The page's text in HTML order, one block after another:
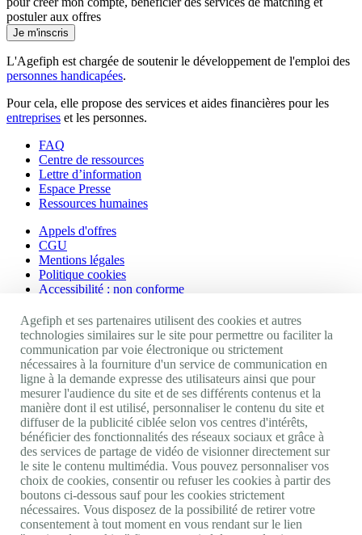
postuler aux offres
Je m'inscris
L'Agefiph est chargée de soutenir le développement de l'emploi des
personnes handicapées.
Pour cela, elle propose des services et aides financières pour les
entreprises et les personnes.
FAQ
Centre de ressources
Lettre d’information
Espace Presse
Ressources humaines
Appels d'offres
CGU
Mentions légales
Politique cookies
Accessibilité : non conforme
Nos autres sites
Site portail Agefiph
Activateur de progrès
Handinnov
Innovation et recherche
Université du RRH
Service AppuiPro
Nous suivre
Youtube
Linkedin
Facebook
Agefiph et ses partenaires utilisent des cookies et autres
technologies similaires sur le site pour permettre ou faciliter la
communication par voie électronique ou strictement
nécessaires à la fourniture d'un service de communication en
ligne à la demande expresse des utilisateurs ainsi que pour
mesurer l'audience du site et de ses différents contenus et la
manière dont il est utilisé, personnaliser le contenu du site et
diffuser de la publicité ciblée selon vos centres d'intérêts,
bénéficier des fonctionnalités des réseaux sociaux et grâce à
des services de partage de vidéo de visionner directement sur
le site le contenu multimédia. Vous pouvez personnaliser vos
choix de cookies, consentir ou refuser les cookies à partir des
boutons ci-dessous sauf pour les cookies strictement
nécessaires. Vous disposez de la possibilité de retirer votre
consentement à tout moment en vous rendant sur le lien